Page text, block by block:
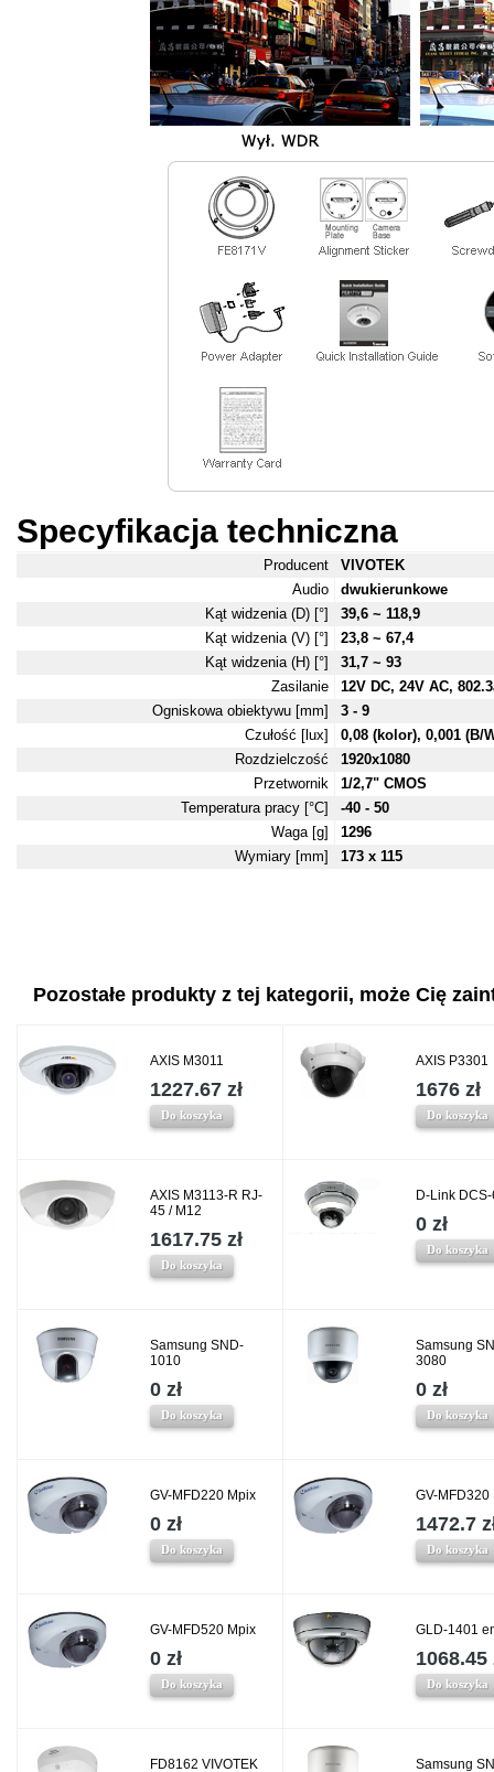
Specyfikacja techniczna
Producent
VIVOTEK
Audio
dwukierunkowe
Kąt widzenia (D) [°]
39,6 ~ 118,9
Kąt widzenia (V) [°]
23,8 ~ 67,4
Kąt widzenia (H) [°]
31,7 ~ 93
Zasilanie
12V DC, 24V AC,
Ogniskowa obiektywu [mm]
3 - 9
Czułość [lux]
0,08 (kolor), 0,001 (B/
Rozdzielczość
1920x1080
Przetwornik
1/2,7" CMOS
Temperatura pracy [°C]
-40 - 50
Waga [g]
1296
Wymiary [mm]
173 x 115
Pozostałe produkty z tej kategorii, może Cię
AXIS M3011
1227.67 zł
Do koszyka
AXIS P3301
1676 zł
Do koszyka
AXIS M3113-R RJ-
45 / M12
1617.75 zł
Do koszyka
D-Link
0 zł
Do koszyka
Samsung SND-
1010
0 zł
Do koszyka
Samsung
3080
0 zł
Do koszyka
GV-MFD220 Mpix
0 zł
Do koszyka
GV-MFD320
1472.7
Do koszyka
GV-MFD520 Mpix
0 zł
Do koszyka
GLD-1401
1068.45
Do koszyka
FD8162 VIVOTEK Samsung